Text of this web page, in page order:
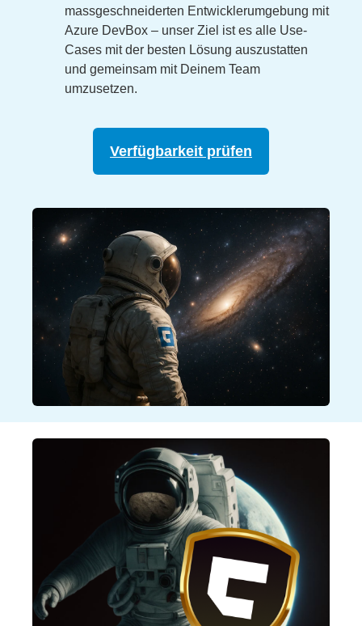
massgeschneiderten Entwicklerumgebung mit
Azure DevBox – unser Ziel ist es alle Use-
Cases mit der besten Lösung auszustatten
und gemeinsam mit Deinem Team
umzusetzen.
Verfügbarkeit prüfen